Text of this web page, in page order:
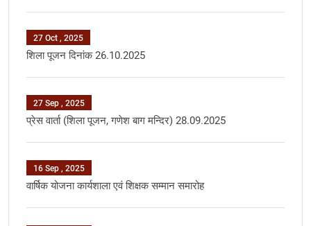
27 Oct , 2025
शिला पूजन दिनांक 26.10.2025
27 Sep , 2025
प्रेस वार्ता (शिला पूजन, गणेश बाग मन्दिर) 28.09.2025
16 Sep , 2025
वार्षिक योजना कार्यशाला एवं शिक्षक सम्‍मान समारोह